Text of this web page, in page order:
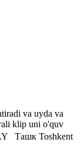
va uyda va
klip uni o'quv
Ташк Toshkent